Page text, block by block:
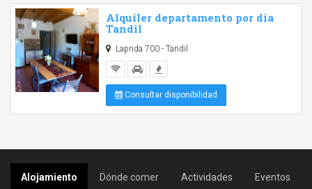
Alquiler departamento por dia
Tandil
Laprida 700 - Tandil
Consultar disponibilidad
Alojamiento Dónde comer Actividades Eventos